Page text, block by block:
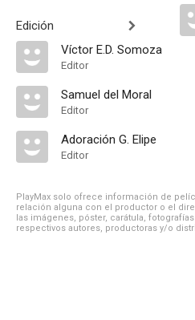
Edición
Víctor E.D. Somoza
Editor
Samuel del Moral
Editor
Adoración G. Elipe
Editor
PlayMax solo ofrece información de
relación alguna con el productor o el
las imágenes, póster, carátula,
respectivos autores, productoras y/o